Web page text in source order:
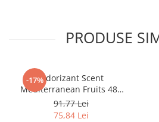
Articole din Plastic PP
Sosiere
Boluri
Articole din Trestie de Zahar Alb
PRODUSE
-17%Odorizant Scent
Mediterranean Fruits 480
ml/ 1 buc/ 6 bax
91,77 Lei
75,84 Lei